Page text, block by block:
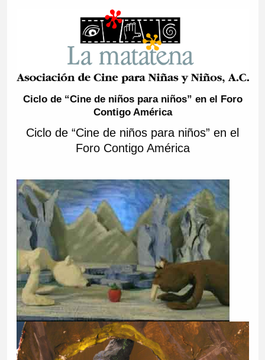
Ciclo de “Cine de niños para niños” en el Foro
Contigo América
Ciclo de “Cine de niños para niños” en el
Foro Contigo América